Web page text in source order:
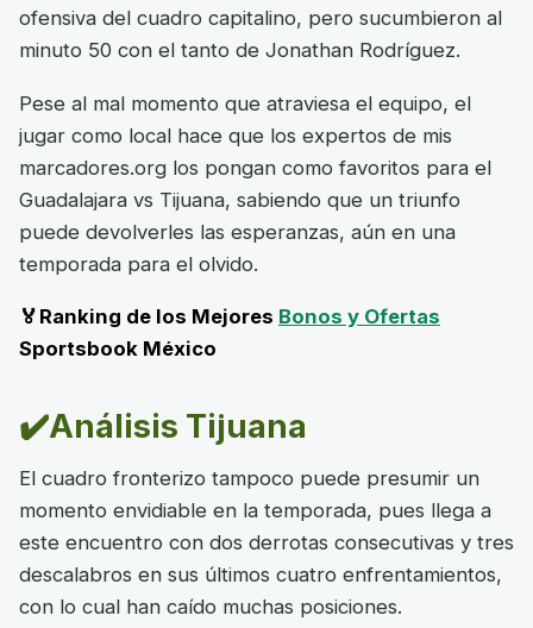
ofensiva del cuadro capitalino, pero sucumbieron al
minuto 50 con el tanto de Jonathan Rodríguez.
Pese al mal momento que atraviesa el equipo, el
jugar como local hace que los expertos de mis
marcadores.org los pongan como favoritos para el
Guadalajara vs Tijuana, sabiendo que un triunfo
puede devolverles las esperanzas, aún en una
temporada para el olvido.
🏅Ranking de los Mejores Bonos y Ofertas
Sportsbook México
✔️Análisis Tijuana
El cuadro fronterizo tampoco puede presumir un
momento envidiable en la temporada, pues llega a
este encuentro con dos derrotas consecutivas y tres
descalabros en sus últimos cuatro enfrentamientos,
con lo cual han caído muchas posiciones.